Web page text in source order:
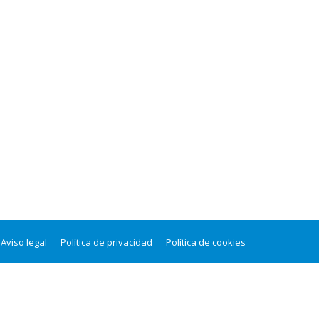
Aviso legal Política de privacidad Política de cookies